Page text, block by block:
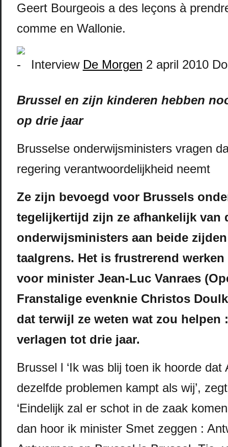
Geert Bourgeois a des leçons à
comme en Wallonie.
Interview De Morgen 2 april 2010
Brussel en zijn kinderen hebben
op drie jaar
Brusselse onderwijsministers vragen
regering verantwoordelijkheid neemt
Ze zijn bevoegd voor Brussels
tegelijkertijd zijn ze afhankelijk van
onderwijsministers aan beide
taalgrens. Het is frustrerend werken
voor minister Jean-Luc Vanraes
Franstalige evenknie Christos
dat terwijl ze weten wat zou helpen
verlagen tot drie jaar.
Brussel l ‘Ik was blij toen ik hoorde dat
dezelfde problemen kampt als wij’,
‘Eindelijk zal er schot in de zaak
dan hoor ik minister Smet zeggen :